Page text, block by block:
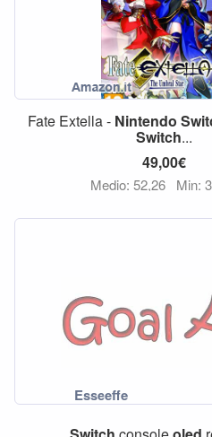
Fate Extella - Nintendo
Switch...
49,00€
Medio: 52,26 Min: